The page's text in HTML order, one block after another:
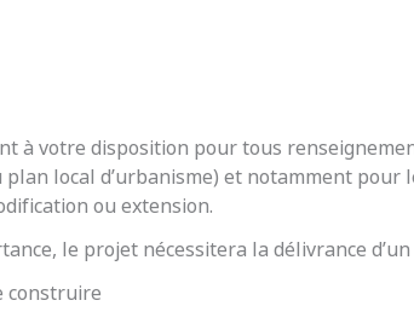
à votre disposition pour tous
local d’urbanisme) et notamment pour
ou extension.
le projet nécessitera la délivrance
construire